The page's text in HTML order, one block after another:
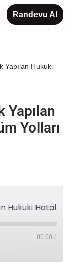
Randevu Al
Yapılan Hukuki
Yapılan
Yolları
Şirket Kuruluşunda Sık Yapılan Hukuki Hatalar ve Çözüm Yolları
00:00 /